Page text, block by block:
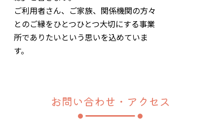
ご利用者さん、ご家族、関係機関の方々
とのご縁をひとつひとつ大切にする事業
所でありたいという思いを込めていま
す。
お問い合わせ・アクセス